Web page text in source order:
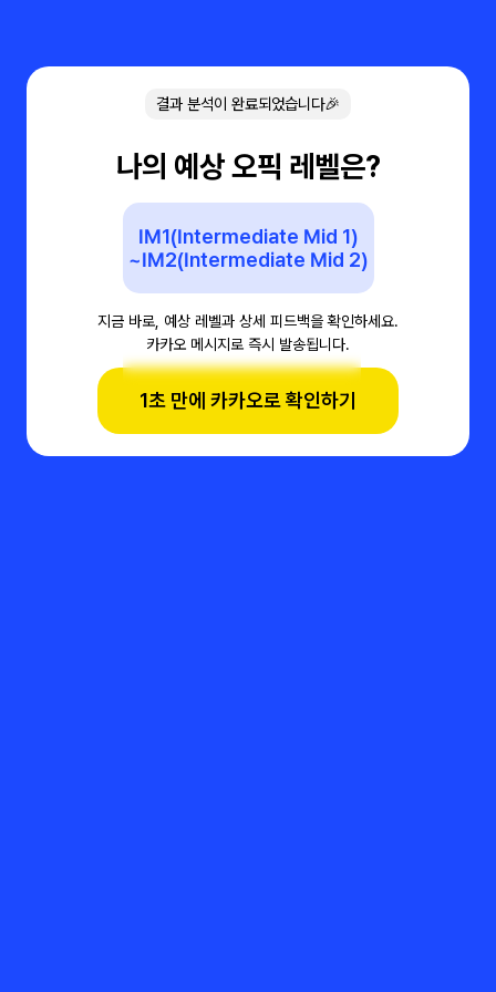
결과 분석이 완료되었습니다🎉
나의 예상 오픽 레벨은?
IM1(Intermediate Mid 1)
~IM2(Intermediate Mid 2)
지금 바로, 예상 레벨과 상세 피드백을 확인하세요.
카카오 메시지로 즉시 발송됩니다.
1초 만에 카카오로 확인하기